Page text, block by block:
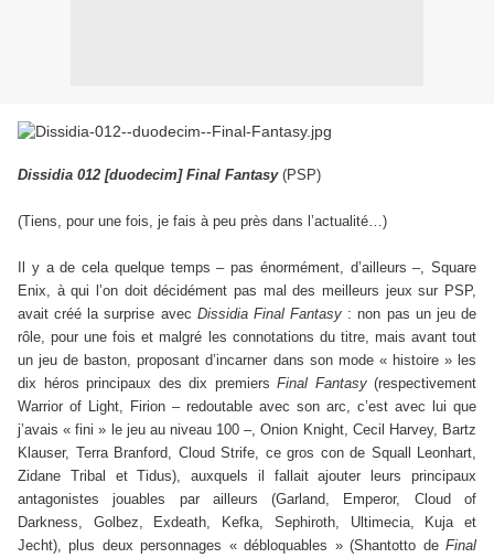
Dissidia 012 [duodecim] Final Fantasy (PSP)
(Tiens, pour une fois, je fais à peu près dans l’actualité…)
Il y a de cela quelque temps – pas énormément, d’ailleurs –, Square
Enix, à qui l’on doit décidément pas mal des meilleurs jeux sur PSP,
avait créé la surprise avec Dissidia Final Fantasy : non pas un jeu de
rôle, pour une fois et malgré les connotations du titre, mais avant tout
un jeu de baston, proposant d’incarner dans son mode « histoire » les
dix héros principaux des dix premiers Final Fantasy(respectivement
Warrior of Light, Firion – redoutable avec son arc, c’est avec lui que
j’avais « fini » le jeu au niveau 100 –, Onion Knight, Cecil Harvey, Bartz
Klauser, Terra Branford, Cloud Strife, ce gros con de Squall Leonhart,
Zidane Tribal et Tidus), auxquels il fallait ajouter leurs principaux
antagonistes jouables par ailleurs (Garland, Emperor, Cloud of
Darkness, Golbez, Exdeath, Kefka, Sephiroth, Ultimecia, Kuja et
Jecht), plus deux personnages « débloquables » (Shantotto de Final